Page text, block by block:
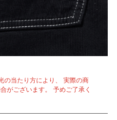
の当たり方により、 実際の商
がございます。 予めご了承く